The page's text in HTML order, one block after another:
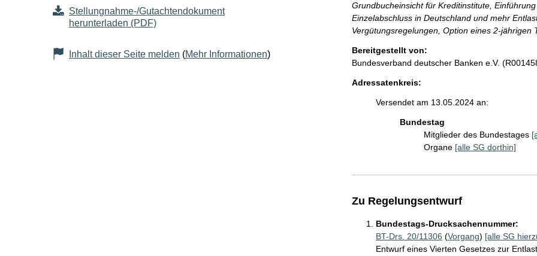
Stellungnahme-/Gutachtendokument
herunterladen (PDF)
Inhalt dieser Seite melden (Mehr Informationen)
Grundbucheinsicht für Kreditinstitute,
Einzelabschluss in Deutschland und mehr
Vergütungsregelungen, Option eines 2-
Bereitgestellt von:
Bundesverband deutscher Banken e.V.
Adressatenkreis:
Versendet am 13.05.2024 an:
Bundestag
Mitglieder des Bundestages
Organe [alle SG dorthin]
Zu Regelungsentwurf
Bundestags-Drucksachennummer:
BT-Drs. 20/11306 (Vorgang) [alle SG
Entwurf eines Vierten Gesetzes zur